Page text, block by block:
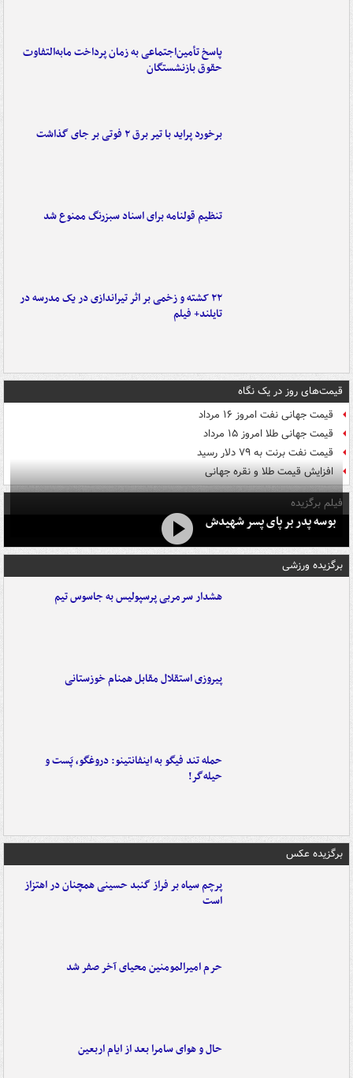
پاسخ تأمین‌اجتماعی به زمان پرداخت مابه‌التفاوت
حقوق بازنشستگان
برخورد پراید با تیر برق ۲ فوتی بر جای گذاشت
تنظیم قولنامه برای اسناد سبزرنگ ممنوع شد
۲۲ کشته و زخمی بر اثر تیراندازی در یک مدرسه در
تایلند+ فیلم
قیمت‌های روز در یک نگاه
قیمت جهانی نفت امروز ۱۶ مرداد
قیمت جهانی طلا امروز ۱۵ مرداد
قیمت نفت برنت به ۷۹ دلار رسید
افزایش قیمت طلا و نقره جهانی
فیلم برگزیده
بوسه‌ پدر بر پای پسر شهیدش
برگزیده ورزشی
هشدار سرمربی پرسپولیس به جاسوس تیم
پیروزی استقلال مقابل همنام خوزستانی
حمله تند فیگو به اینفانتینو: دروغگو، پَست‌ و
حیله‌گر!
برگزیده عکس
پرچم سیاه بر فراز گنبد حسینی همچنان در اهتزاز
است
حرم امیرالمومنین محیای آخر صفر شد
حال و هوای سامرا بعد از ایام اربعین